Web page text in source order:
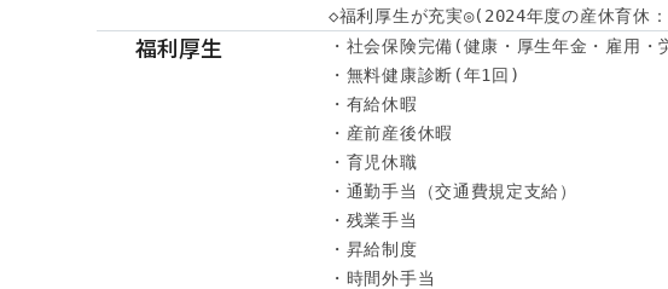
◇福利厚生が充実◎(2024年度の産休育休
福利厚生
・社会保険完備(健康・厚生年金・雇用・
・無料健康診断(年1回)
・有給休暇
・産前産後休暇
・育児休職
・通勤手当（交通費規定支給）
・残業手当
・昇給制度
・時間外手当